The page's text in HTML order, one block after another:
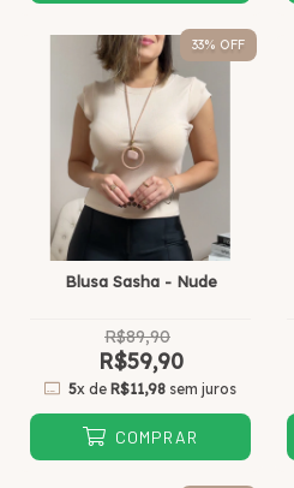
33% OFF
Blusa Sasha - Nude
R$89,90
R$59,90
5x de R$11,98 sem juros
COMPRAR